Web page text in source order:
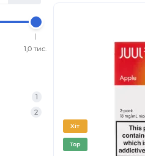
1,0 тис.
1
2
Хіт
Top